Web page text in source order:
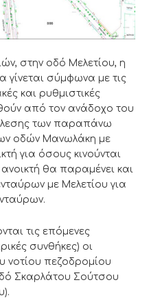
στην οδό Μελετίου, η
γίνεται σύμφωνα με τις
και ρυθμιστικές
από τον ανάδοχο του
των παραπάνω
οδών Μανωλάκη με
για όσους κινούνται
θα παραμένει και
με Μελετίου για
τις επόμενες
συνθήκες) οι
νοτίου πεζοδρομίου
Σκαρλάτου Σούτσου